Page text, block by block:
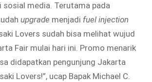
sosial media. Terutama pada
upgrade menjadi fuel injection
Lovers sudah bisa melihat wujud
Fair mulai hari ini. Promo menarik
didapatkan pengunjung Jakarta
Lovers!”, ucap Bapak Michael C.